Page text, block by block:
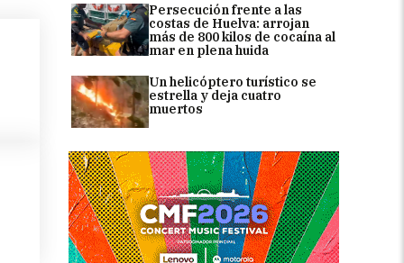
Persecución frente a las
costas de Huelva: arrojan
más de 800 kilos de cocaína al
mar en plena huida
Un helicóptero turístico se
estrella y deja cuatro
muertos